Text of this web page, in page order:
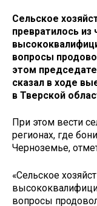
Сельское
превратилось
вопросы
этом
сказал в ходе
в Тверской
При этом вести
регионах, где
Черноземье,
«Сельское
вопросы